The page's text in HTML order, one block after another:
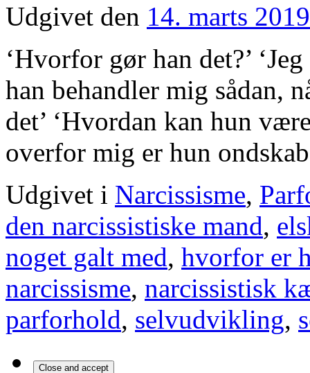
Udgivet den 14. marts 2019
‘Hvorfor gør han det?’
han behandler mig sådan,
det’ ‘Hvordan kan hun
overfor mig er hun
Udgivet i Narcissisme,
den narcissistiske mand,
noget galt med, hvorfor er
narcissisme, narcissistisk
parforhold, selvudvikling,